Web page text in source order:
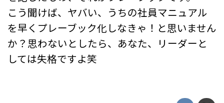
こう聞けば、ヤバい、うちの社員マニュアル
を早くプレーブック化しなきゃ！と思いません
か？思わないとしたら、あなた、リーダーと
しては失格ですよ笑